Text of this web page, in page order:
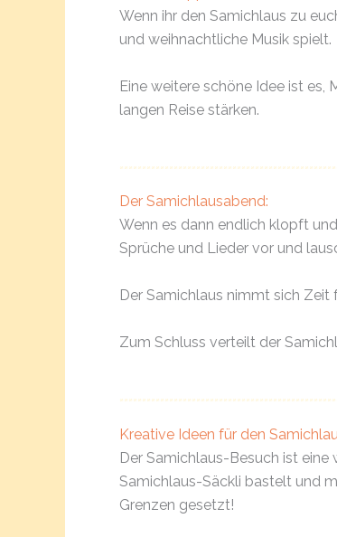
Wenn ihr den Samichlaus zu
und weihnachtliche Musik spielt.
Eine weitere schöne Idee ist es,
langen Reise stärken.
Der Samichlausabend:
Wenn es dann endlich klopft
Sprüche und Lieder vor und
Der Samichlaus nimmt sich
Zum Schluss verteilt der
Kreative Ideen für den
Der Samichlaus-Besuch ist
Samichlaus-Säckli bastelt und
Grenzen gesetzt!